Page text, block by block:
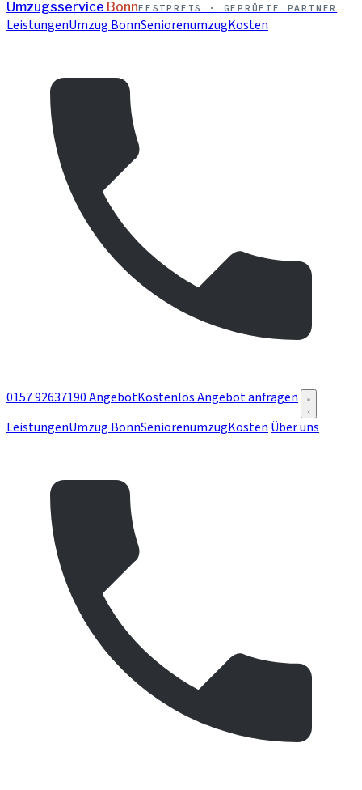
Umzugsservice BonnFESTPREIS · GEPRÜFTE PARTNER
LeistungenUmzug BonnSeniorenumzugKosten
0157 92637190AngebotKostenlos Angebot anfragen
LeistungenUmzug BonnSeniorenumzugKosten Über uns